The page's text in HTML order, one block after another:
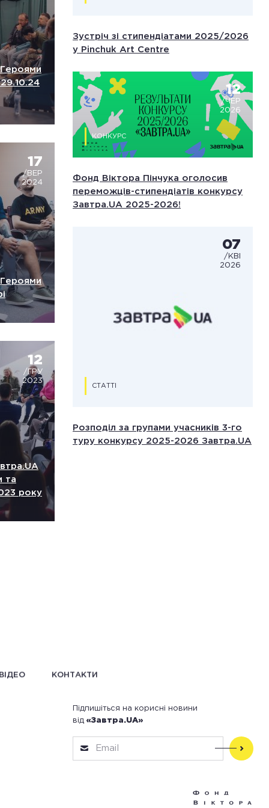
Героями
29.10.24
17
/ВЕР
2024
Героями
12
/ГРУ
2023
та
року
Зустріч зі стипендіатами 2025/2026
у Pinchuk Art Centre
12
/ЧЕР
2026
КОНКУРС
Фонд Віктора Пінчука оголосив
переможців-стипендіатів конкурсу
Завтра.UA 2025-2026!
07
/КВІ
2026
СТАТТІ
Розподіл за групами учасників 3-го
туру конкурсу 2025-2026 Завтра.UA
КОНТАКТИ
Підпишіться на корисні новини
від «Завтра.UA»